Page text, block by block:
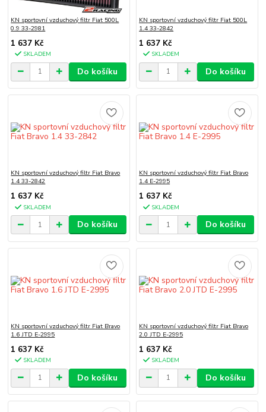
KN sportovní vzduchový filtr Fiat 500L
0.9 33-2981
1 637 Kč
SKLADEM
Do košíku
KN sportovní vzduchový filtr Fiat 500L
1.4 33-2842
1 637 Kč
SKLADEM
Do košíku
KN sportovní vzduchový filtr Fiat Bravo
1.4 33-2842
1 637 Kč
SKLADEM
Do košíku
KN sportovní vzduchový filtr Fiat Bravo
1.4 E-2995
1 637 Kč
SKLADEM
Do košíku
KN sportovní vzduchový filtr Fiat Bravo
1.6 JTD E-2995
1 637 Kč
SKLADEM
Do košíku
KN sportovní vzduchový filtr Fiat Bravo
2.0 JTD E-2995
1 637 Kč
SKLADEM
Do košíku